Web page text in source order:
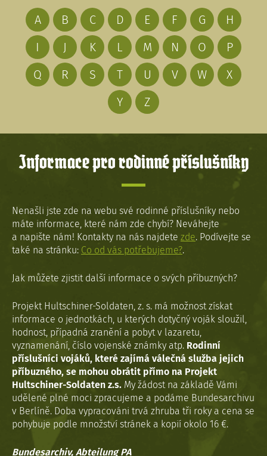
A B C D E F G
H
I
J K L M N O
P
Q
R S T U V W
X
Y
Z
Informace pro rodinné příslušníky
Nenašli jste zde na webu své rodinné příslušníky nebo
máte informace, které nám zde chybí? Neváhejte
a napište nám! Kontakty na nás najdete zde. Podívejte se
také na stránku: Co od vás potřebujeme?.
Jak můžete zjistit další informace o svých příbuzných?
Projekt Hultschiner-Soldaten, z. s. má možnost získat
informace o jednotkách, u kterých dotyčný voják sloužil,
hodnost, případná zranění a pobyt v lazaretu,
vyznamenání, číslo vojenské známky atp. Rodinní
příslušníci vojáků, které zajímá válečná služba jejich
příbuzného, se mohou obrátit přímo na Projekt
Hultschiner-Soldaten z.s. My žádost na základě Vámi
udělené plné moci zpracujeme a podáme Bundesarchivu
v Berlíně. Doba vypracováni trvá zhruba tři roky a cena se
pohybuje podle množství stránek a kopií okolo 16 €.
Bundesarchiv, Abteilung PA